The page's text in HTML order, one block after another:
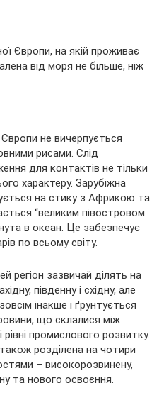
Європи, на якій проживає
від моря не більше, ніж
не вичерпується
рисами. Слід
для контактів не тільки
характеру. Зарубіжна
на стику з Африкою та
“великим півостровом
в океан. Це забезпечує
по всьому світу.
регіон зазвичай ділять на
південну і східну, але
інакше і ґрунтується
що склалися між
рівні промислового розвитку.
розділена на чотири
– високорозвинену,
та нового освоєння.